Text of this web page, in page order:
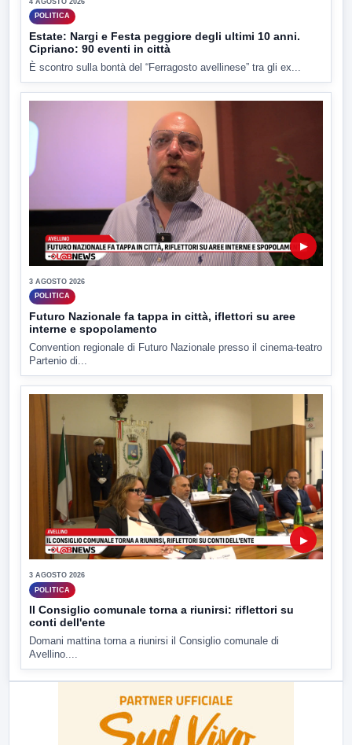
POLITICA
Estate: Nargi e Festa peggiore degli ultimi 10 anni.
Cipriano: 90 eventi in città
È scontro sulla bontà del “Ferragosto avellinese” tra gli ex...
▶
3 AGOSTO 2026
POLITICA
Futuro Nazionale fa tappa in città, iflettori su aree
interne e spopolamento
Convention regionale di Futuro Nazionale presso il cinema-teatro
Partenio di...
▶
3 AGOSTO 2026
POLITICA
Il Consiglio comunale torna a riunirsi: riflettori su
conti dell'ente
Domani mattina torna a riunirsi il Consiglio comunale di
Avellino....